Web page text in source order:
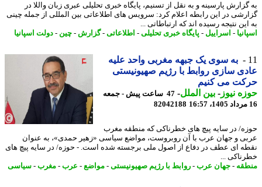
پارسینه و به نقل از تسنیم، پایگاه خبری تحلیلی عبری زبان واللا در
در این رابطه اعلام کرد: سرویس های اطلاعاتی بین المللی از جمله چینی
نتیجه رسیده اند که ارتباطاتی ...
-اسراییل -پایگاه خبری تحلیلی-اطلاعاتی-گزارش -چین -دولت اسپانیا
به سوی یک جبهه مغربی واحد علیه
سازی روابط با رژیم صهیونیستی
می کنیم
نیوز-بین الملل-
47 ساعت پیش - جمعه
82042188
در سایه پیچ های خطرناکی که منطقه مغرب
و جهان عرب با آن روبروست، مواضع سیاسی «زهیر حمدی»، به عنوان
ای عطف در دفاع از اصول ملی برجسته شده است. - حوزه/ در سایه پیچ های
...
-جهان عرب- روابط با رژیم صهیونیستی-مواضع-عرب- مغرب- سیاسی